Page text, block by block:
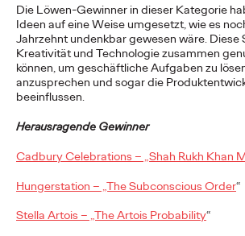
Die Löwen-Gewinner in dieser Kategorie
Ideen auf eine Weise umgesetzt, wie es
Jahrzehnt undenkbar gewesen wäre. Diese
Kreativität und Technologie zusammen
können, um geschäftliche Aufgaben zu
anzusprechen und sogar die
beeinflussen.
Herausragende Gewinner
Cadbury Celebrations – „Shah Rukh Khan
Hungerstation – „The Subconscious Order“
Stella Artois – „The Artois Probability“
neue Kampagne für die Traditionsmarke
More →
NEWS
Stephan Kugler
neuer ECD bei
Wien